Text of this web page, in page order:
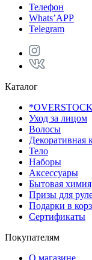
Телефон
Whats’APP
Telegram
Каталог
Уход за лицом
Волосы
Декоративная
Тело
Наборы
Аксессуары
Бытовая химия
Призы для
Подарки в
Сертификаты
Покупателям
О магазине